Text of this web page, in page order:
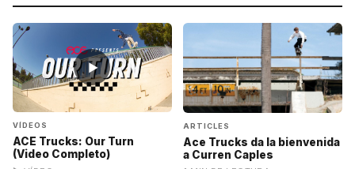
▶
VÍDEOS
ACE Trucks: Our Turn
(Video Completo)
ARTICLES
Ace Trucks da la bienvenida
a Curren Caples